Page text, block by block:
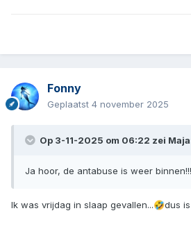
Fonny
Geplaatst 4 november 2025
Op 3-11-2025 om 06:22 zei Maja
Ja hoor, de antabuse is weer binnen!!!
Ik was vrijdag in slaap gevallen...🤣dus